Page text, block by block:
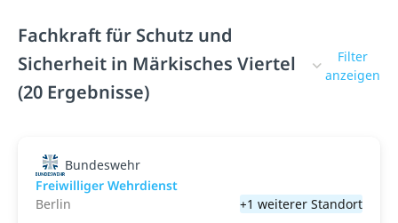
Fachkraft für Schutz und
Sicherheit in Märkisches Viertel
(20 Ergebnisse)
Filter
anzeigen
Bundeswehr
Freiwilliger Wehrdienst
Berlin
+1 weiterer Standort